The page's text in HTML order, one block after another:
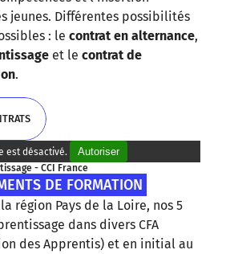
jeunes. Différentes possibilités
: le contrat en alternance,
et le contrat de
.
est désactivé. Autoriser
- CCI France
DE FORMATION
région Pays de la Loire, nos 5
dans divers CFA
des Apprentis) et en initial au